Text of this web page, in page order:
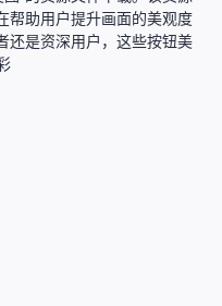
帮助用户提升画面的美观度
还是资深用户，这些按钮美